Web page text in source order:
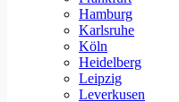
Hamburg
Karlsruhe
Köln
Heidelberg
Leipzig
Leverkusen